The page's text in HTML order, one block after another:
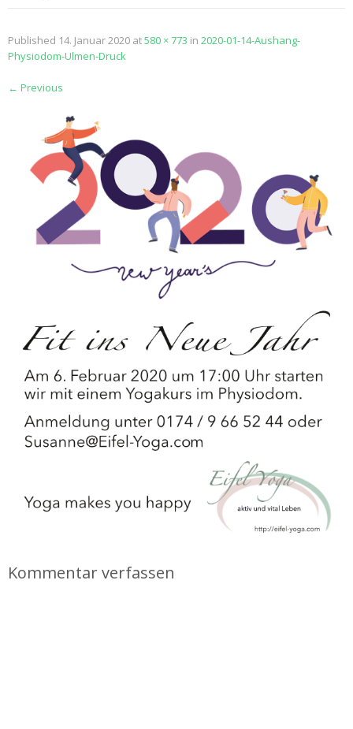
Published 14. Januar 2020 at580 × 773 in 2020-01-14-Aushang-
Physiodom-Ulmen-Druck
← Previous
Kommentar verfassen